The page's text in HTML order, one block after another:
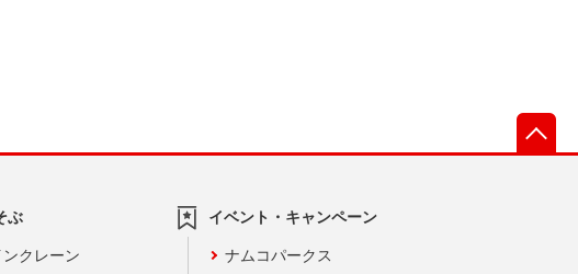
ぶ
クレーン
イベント・キャンペーン
ナムコパークス